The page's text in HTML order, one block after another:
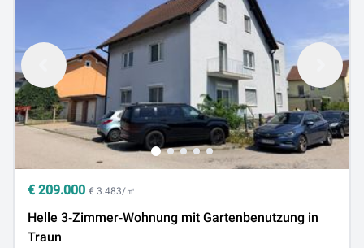
€ 209.000 € 3.483/㎡
Helle 3‑Zimmer‑Wohnung mit Gartenbenutzung in
Traun